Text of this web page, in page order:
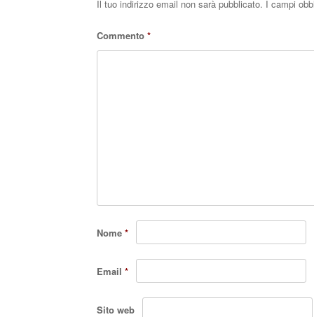
Il tuo indirizzo email non sarà pubblicato. I campi
Commento *
Nome *
Email *
Sito web